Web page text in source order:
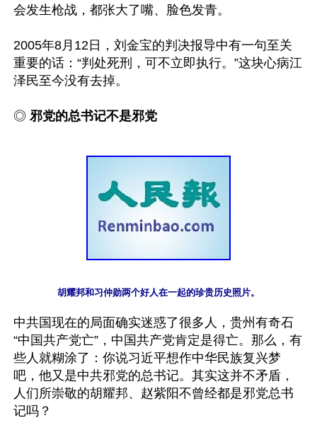
会发生枪战，都张大了嘴、脸色发青。
2005年8月12日，刘金宝的判决报导中有一句至关
重要的话：“判处死刑，可不立即执行。”这块心病江
泽民至今没有去掉。
◎ 邪党的总书记不是邪党
胡耀邦和习仲勋两个好人在一起的珍贵历史照片。
中共国现在的局面确实迷惑了很多人，贵州有奇石
“中国共产党亡”，中国共产党肯定是得亡。那么，有
些人就糊涂了：你说习近平想作中华民族复兴梦
吧，他又是中共邪党的总书记。其实这并不矛盾，
人们所崇敬的胡耀邦、赵紫阳不曾经都是邪党总书
记吗？